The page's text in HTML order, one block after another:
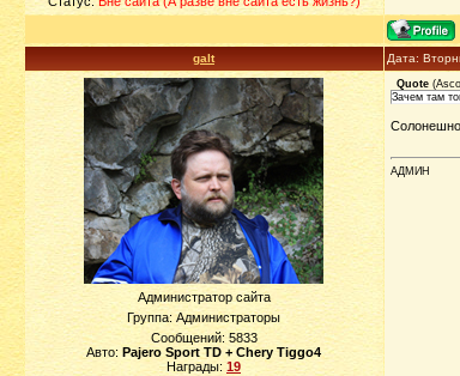
galt Дата:
Администратор сайта
Группа: Администраторы
Сообщений: 5833
Авто: Pajero Sport TD + Chery Tiggo4
Награды: 19
Quote(
Зачем там
АДМИН